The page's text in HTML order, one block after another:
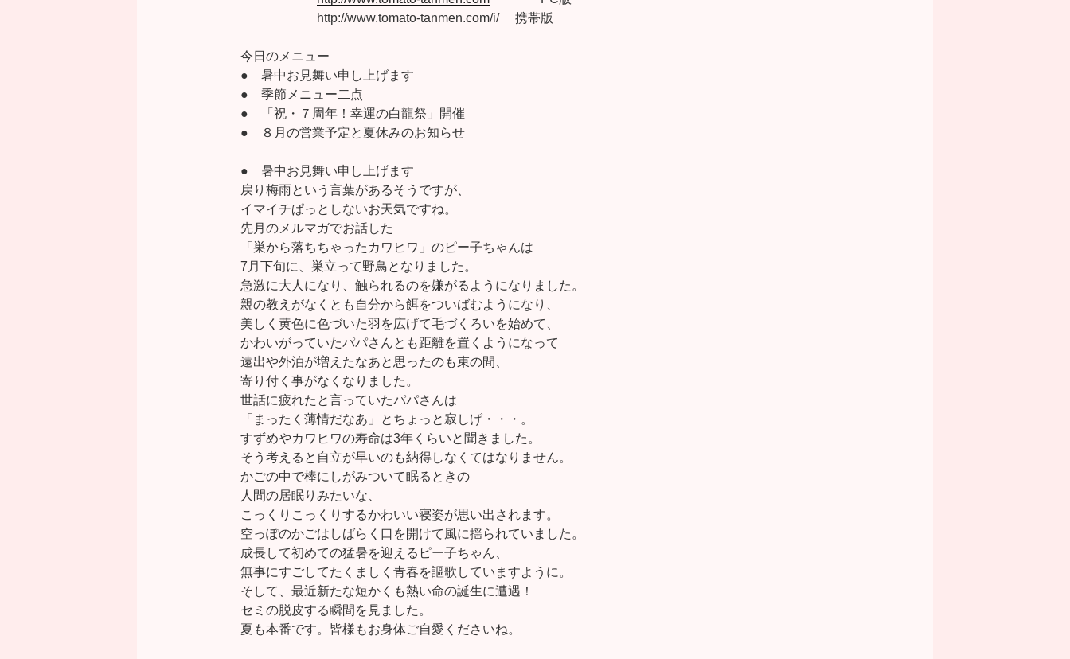
http://www.tomato-tanmen.com/i/ 携帯版
今日のメニュー
● 暑中お見舞い申し上げます
● 季節メニュー二点
● 「祝・７周年！幸運の白龍祭」開催
● ８月の営業予定と夏休みのお知らせ
● 暑中お見舞い申し上げます
戻り梅雨という言葉があるそうですが、
イマイチぱっとしないお天気ですね。
先月のメルマガでお話した
「巣から落ちちゃったカワヒワ」のピー子ちゃんは
7月下旬に、巣立って野鳥となりました。
急激に大人になり、触られるのを嫌がるようになりました。
親の教えがなくとも自分から餌をついばむようになり、
美しく黄色に色づいた羽を広げて毛づくろいを始めて、
かわいがっていたパパさんとも距離を置くようになって
遠出や外泊が増えたなあと思ったのも束の間、
寄り付く事がなくなりました。
世話に疲れたと言っていたパパさんは
「まったく薄情だなあ」とちょっと寂しげ・・・。
すずめやカワヒワの寿命は3年くらいと聞きました。
そう考えると自立が早いのも納得しなくてはなりません。
かごの中で棒にしがみついて眠るときの
人間の居眠りみたいな、
こっくりこっくりするかわいい寝姿が思い出されます。
空っぽのかごはしばらく口を開けて風に揺られていました。
成長して初めての猛暑を迎えるピー子ちゃん、
無事にすごしてたくましく青春を謳歌していますように。
そして、最近新たな短かくも熱い命の誕生に遭遇！
セミの脱皮する瞬間を見ました。
夏も本番です。皆様もお身体ご自愛くださいね。